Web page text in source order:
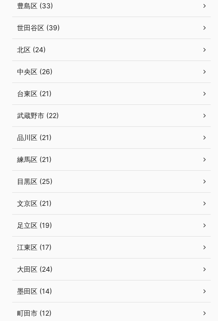
豊島区 (33)
世田谷区 (39)
北区 (24)
中央区 (26)
台東区 (21)
武蔵野市 (22)
品川区 (21)
練馬区 (21)
目黒区 (25)
文京区 (21)
足立区 (19)
江東区 (17)
大田区 (24)
墨田区 (14)
町田市 (12)